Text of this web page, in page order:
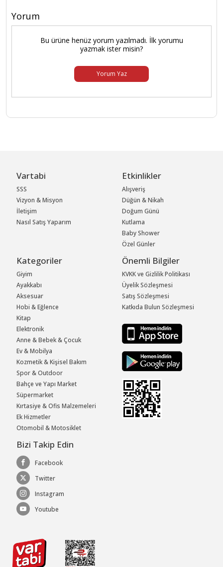
Yorum
Bu ürüne henüz yorum yazılmadı. İlk yorumu
yazmak ister misin?
Yorum Yaz
Vartabi
SSS
Vizyon & Misyon
İletişim
Nasıl Satış Yaparım
Etkinlikler
Alışveriş
Düğün & Nikah
Doğum Günü
Kutlama
Baby Shower
Özel Günler
Kategoriler
Giyim
Ayakkabı
Aksesuar
Hobi & Eğlence
Kitap
Elektronik
Anne & Bebek & Çocuk
Ev & Mobilya
Kozmetik & Kişisel Bakım
Spor & Outdoor
Bahçe ve Yapı Market
Süpermarket
Kırtasiye & Ofis Malzemeleri
Ek Hizmetler
Otomobil & Motosiklet
Önemli Bilgiler
KVKK ve Gizlilik Politikası
Üyelik Sözleşmesi
Satış Sözleşmesi
Katkıda Bulun Sözleşmesi
Bizi Takip Edin
Facebook
Twitter
Instagram
Youtube